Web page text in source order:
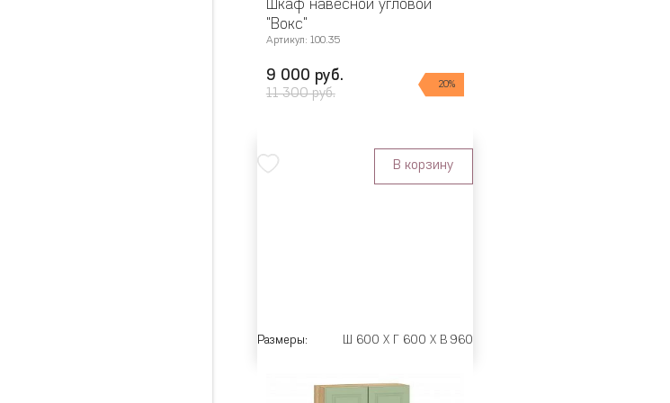
Шкаф навесной угловой
"Вокс"
Артикул: 100.35
9 000 руб.
11 300 руб.
20%
В корзину
Размеры: Ш 600 X Г 600 X В 960